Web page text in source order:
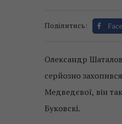
Поділитись:
Олександр Шаталов
серйозно
Медведєвої, він
Буковскі.